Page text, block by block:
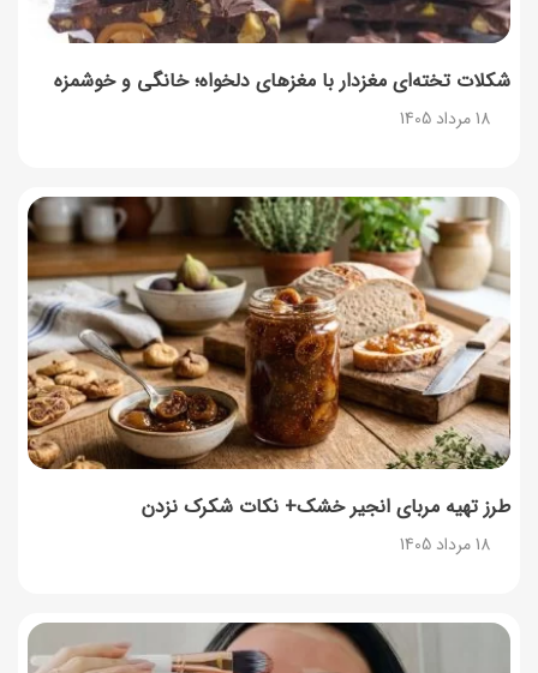
شکلات تخته‌ای مغزدار با مغزهای دلخواه؛ خانگی و خوشمزه
18 مرداد 1405
طرز تهیه مربای انجیر خشک+ نکات شکرک نزدن
18 مرداد 1405